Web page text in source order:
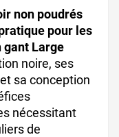
non poudrés
pour les
gant Large
noire, ses
sa conception
nécessitant
de